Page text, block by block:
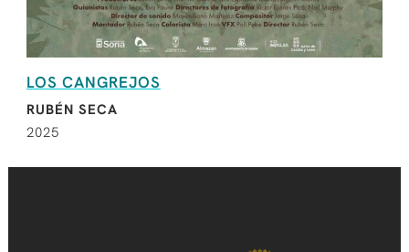
LOS CANGREJOS
RUBÉN SECA
2025